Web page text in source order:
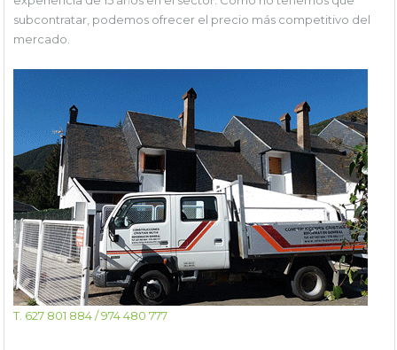
subcontratar, podemos ofrecer el precio más competitivo del
mercado.
T. 627 801 884 / 974 480 777